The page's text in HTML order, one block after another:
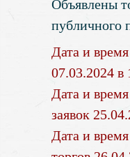
Объявлены
публичного
Дата и
07.03.2024 в
Дата и
заявок
Дата и